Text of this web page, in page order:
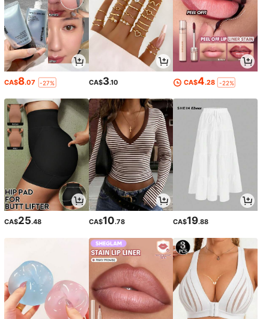
CA$8.07 -27% CA$3.10 CA$4.28 -22%
CA$25.48 CA$10.78 CA$19.88